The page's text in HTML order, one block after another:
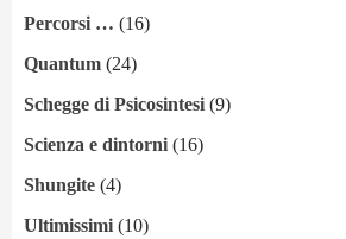
Percorsi … (16)
Quantum (24)
Schegge di Psicosintesi (9)
Scienza e dintorni (16)
Shungite (4)
Ultimissimi (10)